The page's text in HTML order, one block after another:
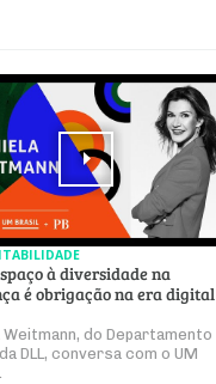
à diversidade na
é obrigação na era digital
Weitmann, do Departamento
DLL, conversa com o UM